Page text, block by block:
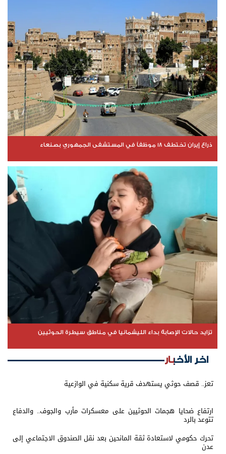
ذراع إيران تختطف 18 موظفاً في المستشفى الجمهوري بصنعاء
تزايد حالات الإصابة بداء الليشمانيا في مناطق سيطرة الحوثيين
اخر الأخبار
تعز.. قصف حوثي يستهدف قرية سكنية في الوازعية
ارتفاع ضحايا هجمات الحوثيين على معسكرات مأرب والجوف.. والدفاع
تتوعد بالرد
تحرك حكومي لاستعادة ثقة المانحين بعد نقل الصندوق الاجتماعي إلى
عدن